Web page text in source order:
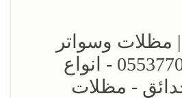
| مظلات وسواتر
الرياض - 0553770074 - انواع
- مظلات